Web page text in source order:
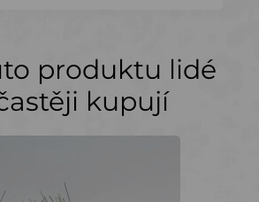
produktu lidé
kupují